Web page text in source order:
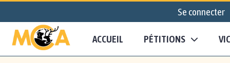
Se connecter
ACCUEIL PÉTITIONS